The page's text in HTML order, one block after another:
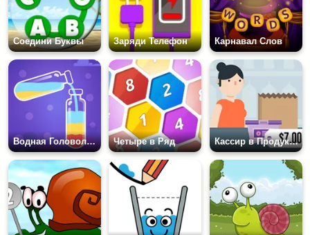
Соедини Буквы Заряди Телефон Карнавал Слов
Водная Головоломка Четыре в Ряд Кассир в Продуктовом Магазине